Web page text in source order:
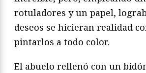
rotuladores y un papel,
deseos se hicieran realidad
pintarlos a todo color.
El abuelo rellenó con un